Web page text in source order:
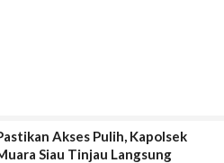
Akses Pulih, Kapolsek
Siau Tinjau Langsung